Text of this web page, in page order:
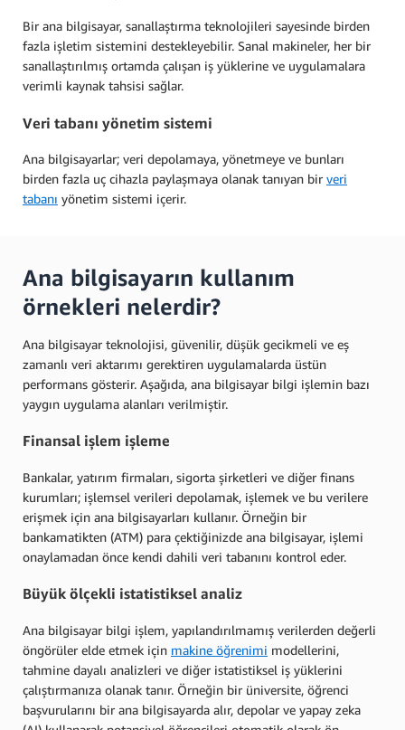
Bir ana bilgisayar, sanallaştırma teknolojileri sayesinde birden
fazla işletim sistemini destekleyebilir. Sanal makineler, her bir
sanallaştırılmış ortamda çalışan iş yüklerine ve uygulamalara
verimli kaynak tahsisi sağlar.
Veri tabanı yönetim sistemi
Ana bilgisayarlar; veri depolamaya, yönetmeye ve bunları
birden fazla uç cihazla paylaşmaya olanak tanıyan bir veri
tabanı yönetim sistemi içerir.
Ana bilgisayarın kullanım
örnekleri nelerdir?
Ana bilgisayar teknolojisi, güvenilir, düşük gecikmeli ve eş
zamanlı veri aktarımı gerektiren uygulamalarda üstün
performans gösterir. Aşağıda, ana bilgisayar bilgi işlemin bazı
yaygın uygulama alanları verilmiştir.
Finansal işlem işleme
Bankalar, yatırım firmaları, sigorta şirketleri ve diğer finans
kurumları; işlemsel verileri depolamak, işlemek ve bu verilere
erişmek için ana bilgisayarları kullanır. Örneğin bir
bankamatikten (ATM) para çektiğinizde ana bilgisayar, işlemi
onaylamadan önce kendi dahili veri tabanını kontrol eder.
Büyük ölçekli istatistiksel analiz
Ana bilgisayar bilgi işlem, yapılandırılmamış verilerden değerli
öngörüler elde etmek için makine öğrenimi modellerini,
tahmine dayalı analizleri ve diğer istatistiksel iş yüklerini
çalıştırmanıza olanak tanır. Örneğin bir üniversite, öğrenci
başvurularını bir ana bilgisayarda alır, depolar ve yapay zeka